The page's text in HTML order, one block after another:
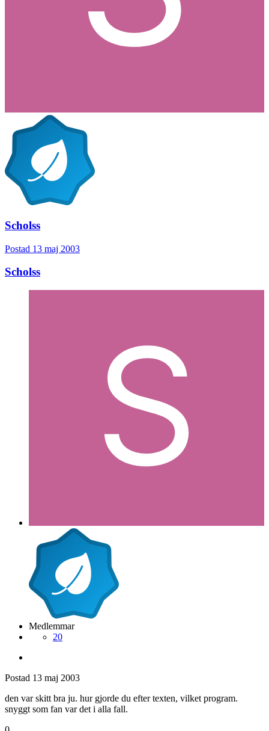
Scholss
Postad 13 maj 2003
Scholss
Medlemmar
20
Postad 13 maj 2003
den var skitt bra ju. hur gjorde du efter texten, vilket program.
snyggt som fan var det i alla fall.